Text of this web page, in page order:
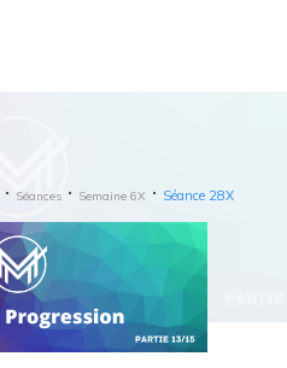
Séances Semaine 6X Séance 28X